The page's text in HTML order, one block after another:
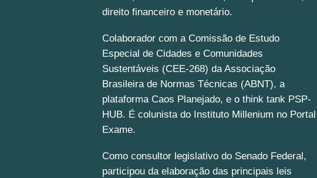
direito financeiro e monetário.
Colaborador com a Comissão de Estudo
Especial de Cidades e Comunidades
Sustentáveis (CEE-268) da Associação
Brasileira de Normas Técnicas (ABNT), a
plataforma Caos Planejado, e o think tank PSP-
HUB. É colunista do Instituto Millenium no Portal
Exame.
Como consultor legislativo do Senado Federal,
participou da elaboração das principais leis